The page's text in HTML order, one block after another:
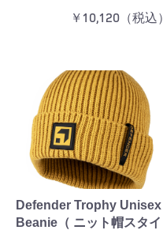
￥10,120（税込）
Defender Trophy Unisex
Beanie（ ニット帽スタイ